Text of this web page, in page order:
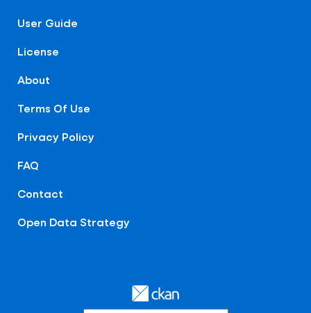
User Guide
License
About
Terms Of Use
Privacy Policy
FAQ
Contact
Open Data Strategy